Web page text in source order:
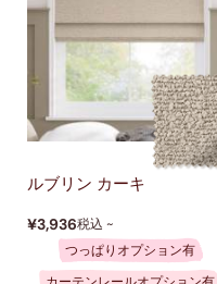
ルブリン カーキ
¥3,936税込 ~
つっぱりオプション有